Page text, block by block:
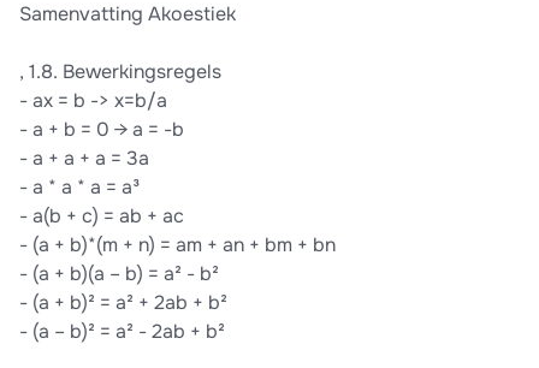
Samenvatting Akoestiek
, 1.8. Bewerkingsregels
- ax = b -> x=b/a
- a + b = 0 → a = -b
- a + a + a = 3a
- a * a * a = a³
- a(b + c) = ab + ac
- (a + b)*(m + n) = am + an + bm + bn
- (a + b)(a – b) = a² - b²
- (a + b)² = a² + 2ab + b²
- (a – b)² = a² - 2ab + b²